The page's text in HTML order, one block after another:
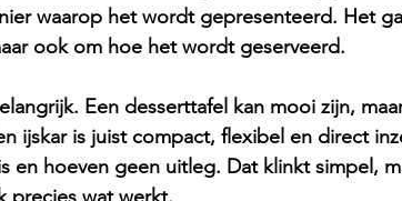
waarop het wordt gepresenteerd. Het
ook om hoe het wordt geserveerd.
Een desserttafel kan mooi zijn,
ijskar is juist compact, flexibel en direct
en hoeven geen uitleg. Dat klinkt simpel,